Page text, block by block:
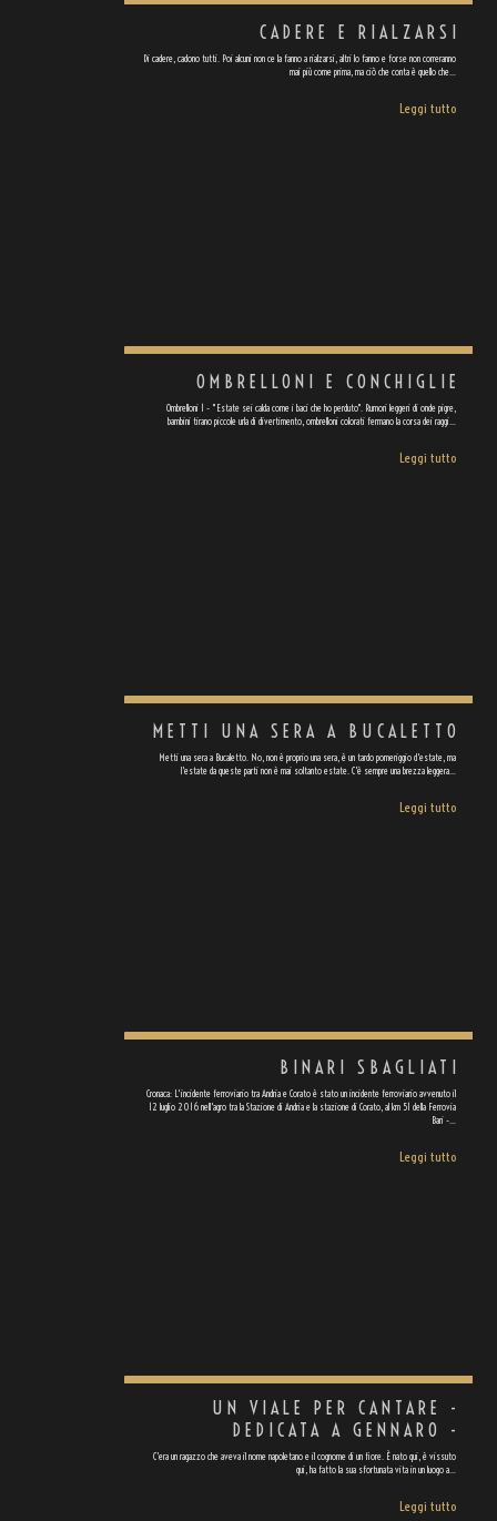
CADERE E RIALZARSI
Di cadere, cadono tutti. Poi alcuni non ce la fanno a rialzarsi, altri lo fanno e forse non correranno
mai più come prima, ma ciò che conta è quello che…
Leggi tutto
OMBRELLONI E CONCHIGLIE
Ombrelloni 1 - "Estate sei calda come i baci che ho perduto". Rumori leggeri di onde pigre,
bambini tirano piccole urla di divertimento, ombrelloni colorati fermano la corsa dei raggi…
Leggi tutto
METTI UNA SERA A BUCALETTO
Metti una sera a Bucaletto. No, non è proprio una sera, è un tardo pomeriggio d'estate, ma
l'estate da queste parti non è mai soltanto estate. C'è sempre una brezza leggera…
Leggi tutto
BINARI SBAGLIATI
Cronaca: L'incidente ferroviario tra Andria e Corato è stato un incidente ferroviario avvenuto il
12 luglio 2016 nell'agro tra la Stazione di Andria e la stazione di Corato, al km 51 della Ferrovia
Bari -…
Leggi tutto
UN VIALE PER CANTARE -
DEDICATA A GENNARO -
C’era un ragazzo che aveva il nome napoletano e il cognome di un fiore. È nato qui, è vissuto
qui, ha fatto la sua sfortunata vita in un luogo a…
Leggi tutto